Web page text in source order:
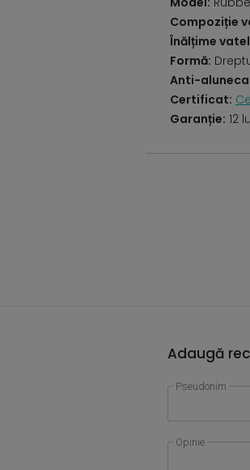
Compoziție
Înălțime
Formă:
Anti-
Certificat:
Garanție: 12
Adaugă
Pseudonim
Opinie